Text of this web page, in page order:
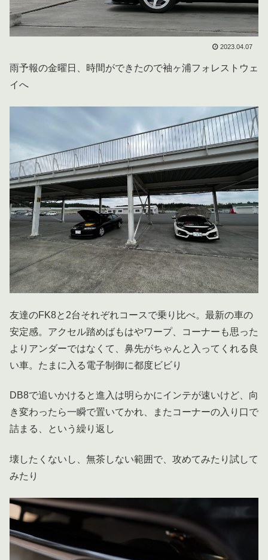
2023.04.07
雨予報の金曜日、時間ができたので袖ヶ浦フォレストウェ
イへ
友達のFK8と2台それぞれコースで乗り比べ。最新の車の
安定感。アクセル踏めばもはやワープ、コーナーも思った
よりアンダーではなくて、鼻先がちゃんと入ってくれる良
い車。たまに入る電子制御に都度ビビり
DB8で追いかけると進入は明らかにインテが速いけど、向
き変わったら一瞬で置いてかれ、またコーナーの入り口で
詰まる、という繰り返し
壊したくないし、無茶しない範囲で、攻めてみたり試して
みたり